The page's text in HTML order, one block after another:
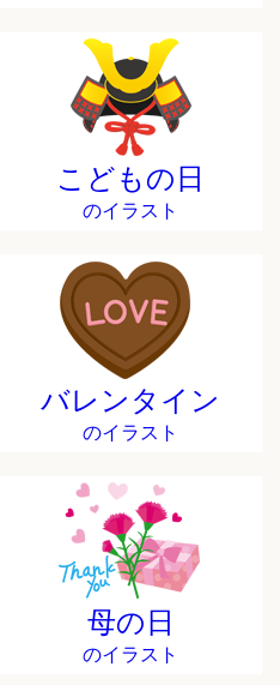
こどもの日
のイラスト
バレンタイン
のイラスト
母の日
のイラスト